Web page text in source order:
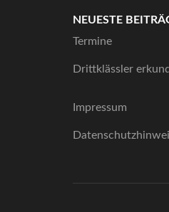
NEUESTE
Termine
Drittklässler
Impressum